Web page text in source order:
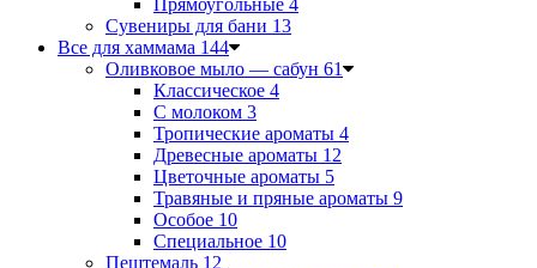
Прямоугольные 4
Сувениры для бани 13
Все для хаммама 144
Оливковое мыло — сабун 61
Классическое 4
С молоком 3
Тропические ароматы 4
Древесные ароматы 12
Цветочные ароматы 5
Травяные и пряные ароматы 9
Особое 10
Специальное 10
Пештемаль 12